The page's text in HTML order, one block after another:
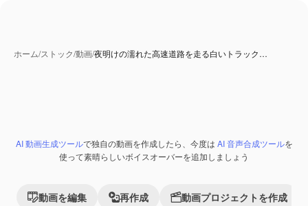
ホーム/ストック/動画/夜明けの濡れた高速道路を走る白いトラック…
PremiumAI 生成コンテンツ
AI 動画生成ツールで独自の動画を作成したら、今度は AI 音声合成ツールを
使って素晴らしいボイスオーバーを追加しましょう
動画を編集 再作成 動画プロジェクトを作成